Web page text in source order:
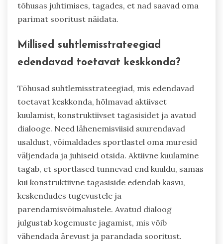
tõhusas juhtimises, tagades, et nad saavad oma
parimat sooritust näidata.
Millised suhtlemisstrateegiad
edendavad toetavat keskkonda?
Tõhusad suhtlemisstrateegiad, mis edendavad
toetavat keskkonda, hõlmavad aktiivset
kuulamist, konstruktiivset tagasisidet ja avatud
dialooge. Need lähenemisviisid suurendavad
usaldust, võimaldades sportlastel oma muresid
väljendada ja juhiseid otsida. Aktiivne kuulamine
tagab, et sportlased tunnevad end kuuldu, samas
kui konstruktiivne tagasiside edendab kasvu,
keskendudes tugevustele ja
parendamisvõimalustele. Avatud dialoog
julgustab kogemuste jagamist, mis võib
vähendada ärevust ja parandada sooritust.